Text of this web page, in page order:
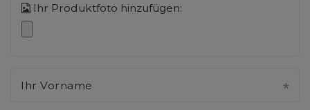
Ihr Produktfoto hinzufügen:
Ihr Vorname